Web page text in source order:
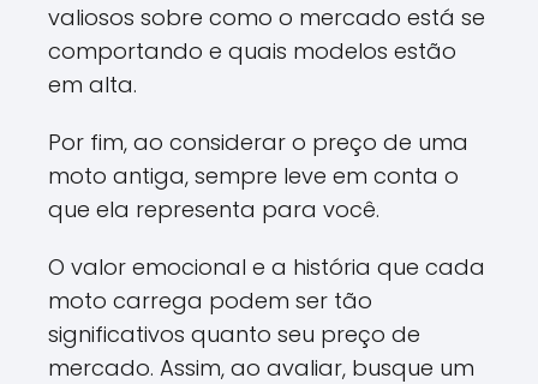
valiosos sobre como o mercado está se
comportando e quais modelos estão
em alta.
Por fim, ao considerar o preço de uma
moto antiga, sempre leve em conta o
que ela representa para você.
O valor emocional e a história que cada
moto carrega podem ser tão
significativos quanto seu preço de
mercado. Assim, ao avaliar, busque um